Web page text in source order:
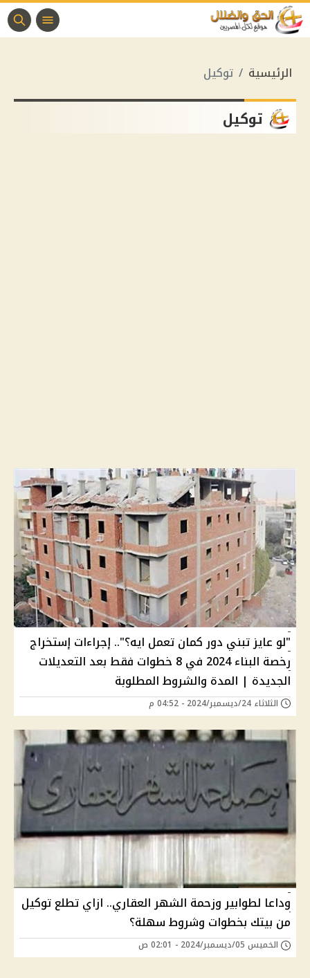
الرئيسية توكيل
توكيل
"لو عايز تبني دور كمان تعمل ايه؟".. إجراءات إستخراج
رخصة البناء 2024 في 8 خطوات فقط بعد التعديلات
الجديدة | المدة والشروط المطلوبة
الثلاثاء 24/ديسمبر/2024 - 04:52 م
وداعا لطوابير وزحمة الشهر العقاري.. ازاي تطلع توكيل
من بيتك بخطوات وشروط سهلة؟
الخميس 05/ديسمبر/2024 - 02:01 ص